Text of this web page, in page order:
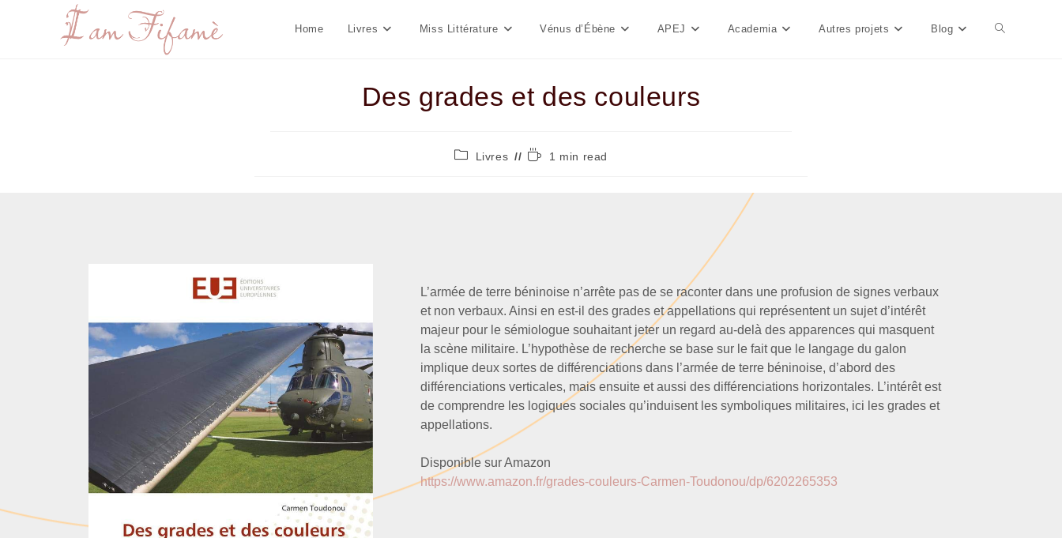
Home Livres Miss Littérature Vénus d’Ébène APEJ Academia Autres projets Blog
Des grades et des couleurs
Livres 1 min read
L’armée de terre béninoise n’arrête pas de se raconter dans une profusion de signes verbaux
et non verbaux. Ainsi en est-il des grades et appellations qui représentent un sujet d’intérêt
majeur pour le sémiologue souhaitant jeter un regard au-delà des apparences qui masquent
la scène militaire. L’hypothèse de recherche se base sur le fait que le langage du galon
implique deux sortes de différenciations dans l’armée de terre béninoise, d’abord des
différenciations verticales, mais ensuite et aussi des différenciations horizontales. L’intérêt est
de comprendre les logiques sociales qu’induisent les symboliques militaires, ici les grades et
appellations.
Disponible sur Amazon
https://www.amazon.fr/grades-couleurs-Carmen-Toudonou/dp/6202265353